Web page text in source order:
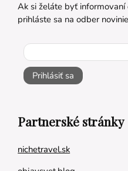
Ak si želáte byť informovaní
prihláste sa na odber
Prihlásiť sa
Partnerské stránky
nichetravel.sk